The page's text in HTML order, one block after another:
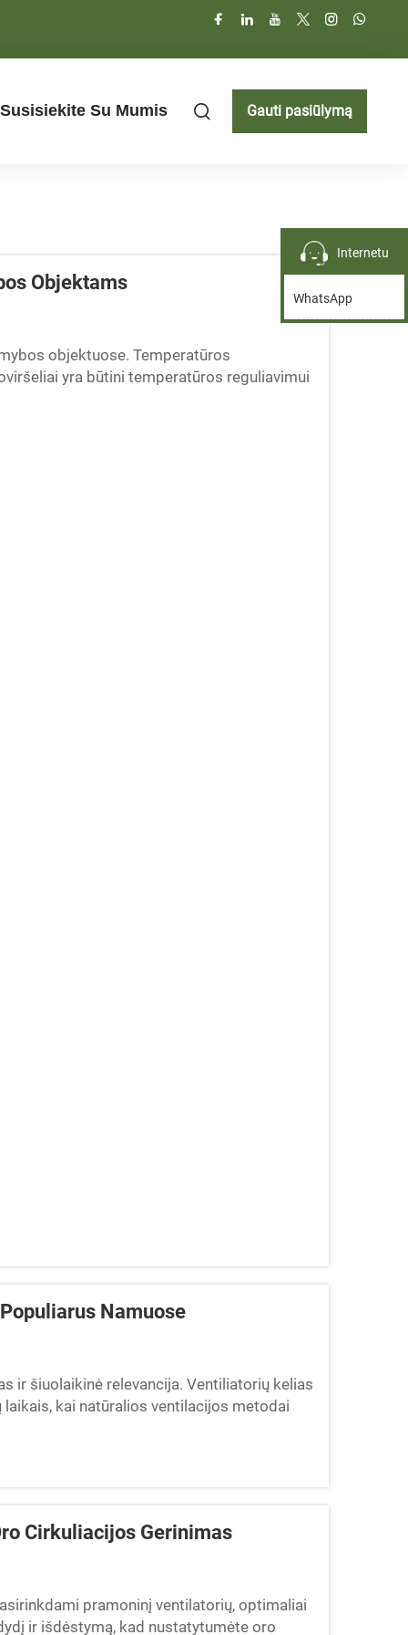
Susisiekite Su Mumis Gauti pasiūlymą
Objektams
objektuose. Temperatūros
yra būtini temperatūros reguliavimui
ir laikydami procesus glodžiais...
Namuose
ir šiuolaikinė relevancija. Ventiliatorių kelias
kai natūralios ventilacijos metodai
Cirkuliacijos Gerinimas
pramoninį ventilatorių, optimaliai
ir išdėstymą, kad nustatytumėte oro
Internetu
WhatsApp